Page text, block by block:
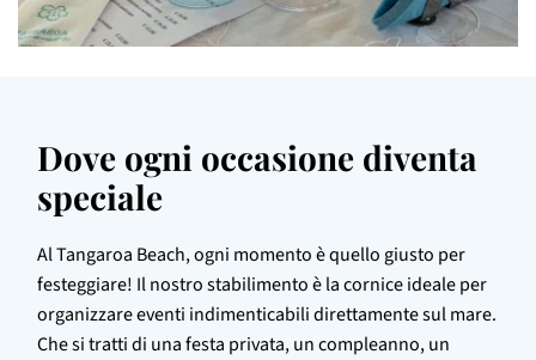
Dove ogni occasione diventa
speciale
Al Tangaroa Beach, ogni momento è quello giusto per
festeggiare! Il nostro stabilimento è la cornice ideale per
organizzare eventi indimenticabili direttamente sul mare.
Che si tratti di una festa privata, un compleanno, un